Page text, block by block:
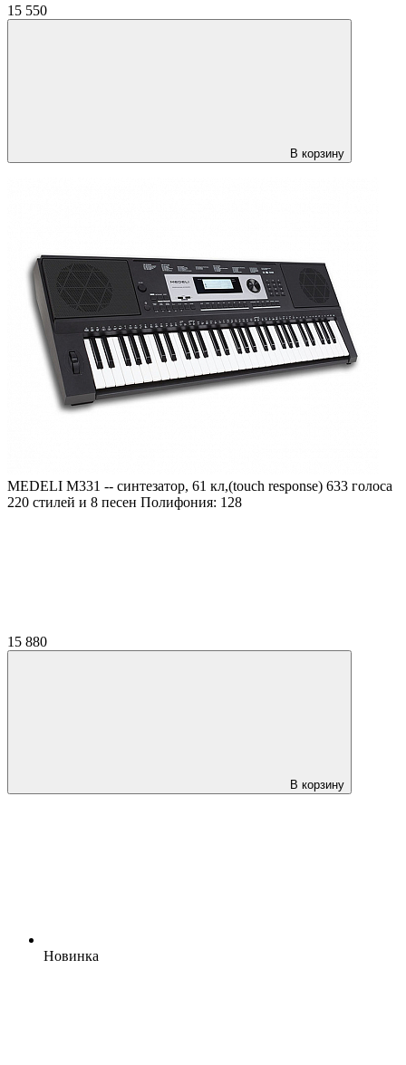
15 550
В корзину
MEDELI M331 -- синтезатор, 61 кл,(touch response) 633 голоса
220 стилей и 8 песен Полифония: 128
15 880
В корзину
Новинка